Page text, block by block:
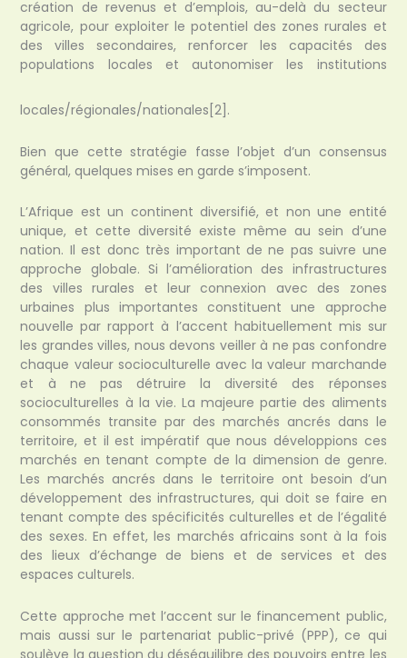
création de revenus et d’emplois, au-delà du secteur
agricole, pour exploiter le potentiel des zones rurales et
des villes secondaires, renforcer les capacités des
populations locales et autonomiser les institutions
locales/régionales/nationales [2].
Bien que cette stratégie fasse l’objet d’un consensus
général, quelques mises en garde s’imposent.
L’Afrique est un continent diversifié, et non une entité
unique, et cette diversité existe même au sein d’une
nation. Il est donc très important de ne pas suivre une
approche globale. Si l’amélioration des infrastructures
des villes rurales et leur connexion avec des zones
urbaines plus importantes constituent une approche
nouvelle par rapport à l’accent habituellement mis sur
les grandes villes, nous devons veiller à ne pas confondre
chaque valeur socioculturelle avec la valeur marchande
et à ne pas détruire la diversité des réponses
socioculturelles à la vie. La majeure partie des aliments
consommés transite par des marchés ancrés dans le
territoire, et il est impératif que nous développions ces
marchés en tenant compte de la dimension de genre.
Les marchés ancrés dans le territoire ont besoin d’un
développement des infrastructures, qui doit se faire en
tenant compte des spécificités culturelles et de l’égalité
des sexes. En effet, les marchés africains sont à la fois
des lieux d’échange de biens et de services et des
espaces culturels.
Cette approche met l’accent sur le financement public,
mais aussi sur le partenariat public-privé (PPP), ce qui
soulève la question du déséquilibre des pouvoirs entre les